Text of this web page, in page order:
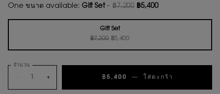
One ขนาด available: Gift Set- ฿7,200 ฿5,400
Selected
Gift Set
ราคาเก่า
฿7,200 ราคาใหม่
฿5,400
, 1 of 1
จำนวน
+ ฿5,400 ― ใส่ตะกร้า